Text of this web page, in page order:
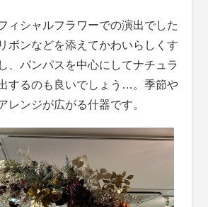
ィシャルフラワーでの演出でした
ボンなどを添えてかわいらしくす
、パンパスを中心にしてナチュラ
するのも良いでしょう…。季節や
レンジが広がる什器です。